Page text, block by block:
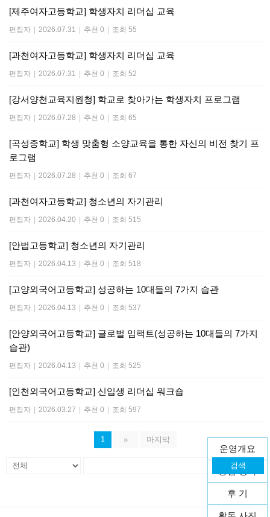
운영개요
종합 평가
후 기
[제주여자고등학교] 학생자치 리더십 교육
편집자 2026.07.31 추천 0 조회 55
[과천여자고등학교] 학생자치 리더십 교육
편집자 2026.07.31 추천 0 조회 52
[강서양천교육지원청] 학교로 찾아가는 학생자치 프로그램
편집자 2026.07.28 추천 0 조회 65
[곡성중학교] 학생 맞춤형 소양교육을 통한 자신의 비전 찾기 프
로그램
편집자 2026.07.28 추천 0 조회 67
[과천여자고등학교] 청소년의 자기관리
편집자 2026.04.20 추천 0 조회 515
[안법고등학교] 청소년의 자기관리
편집자 2026.04.13 추천 0 조회 518
[고양외국어고등학교] 성공하는 10대들의 7가지 습관
편집자 2026.04.13 추천 0 조회 537
[안양외국어고등학교] 글로벌 임팩트(성공하는 10대들의 7가지
습관)
편집자 2026.04.13 추천 0 조회 525
[인천외국어고등학교] 신입생 리더십 워크숍
편집자 2026.03.27 추천 0 조회 597
1 » 마지막
검색